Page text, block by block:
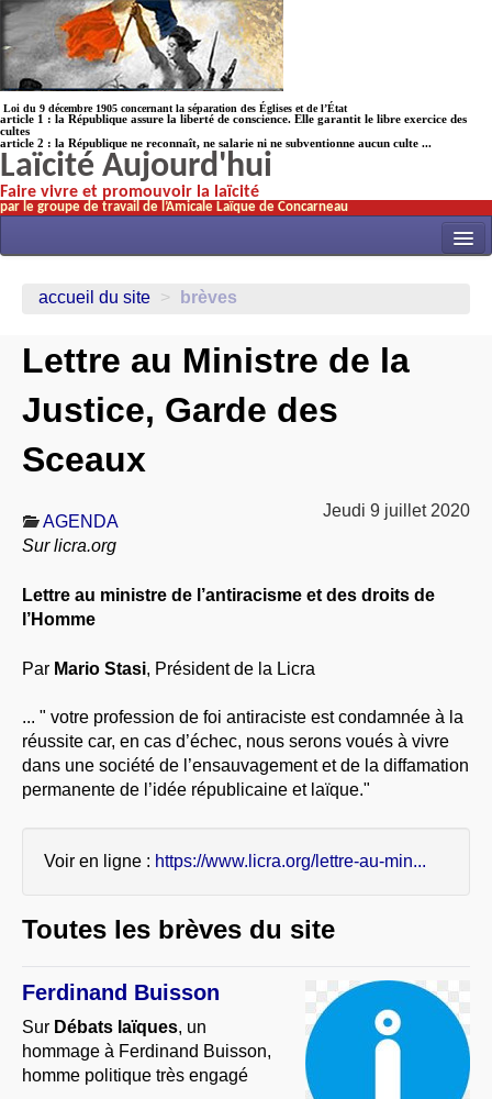
Loi du 9 décembre 1905 concernant la séparation des Églises et de l’État
article 1 : la République assure la liberté de conscience. Elle garantit le libre exercice des
cultes
article 2 : la République ne reconnaît, ne salarie ni ne subventionne aucun culte ...
Laïcité Aujourd'hui
Faire vivre et promouvoir la laïcité
par le groupe de travail de l’Amicale Laïque de Concarneau
NOS TRAVAUX
LAICITHÈQUE
LIBRES OPINIONS
accueil du site > brèves
Lettre au Ministre de la
Justice, Garde des
Sceaux
Jeudi 9 juillet 2020
AGENDA
Sur licra.org
Lettre au ministre de l’antiracisme et des droits de
l’Homme
Par Mario Stasi, Président de la Licra
... " votre profession de foi antiraciste est condamnée à la
réussite car, en cas d’échec, nous serons voués à vivre
dans une société de l’ensauvagement et de la diffamation
permanente de l’idée républicaine et laïque."
Voir en ligne : https://www.licra.org/lettre-au-min...
Toutes les brèves du site
Ferdinand Buisson
Sur Débats laïques, un
hommage à Ferdinand Buisson,
homme politique très engagé